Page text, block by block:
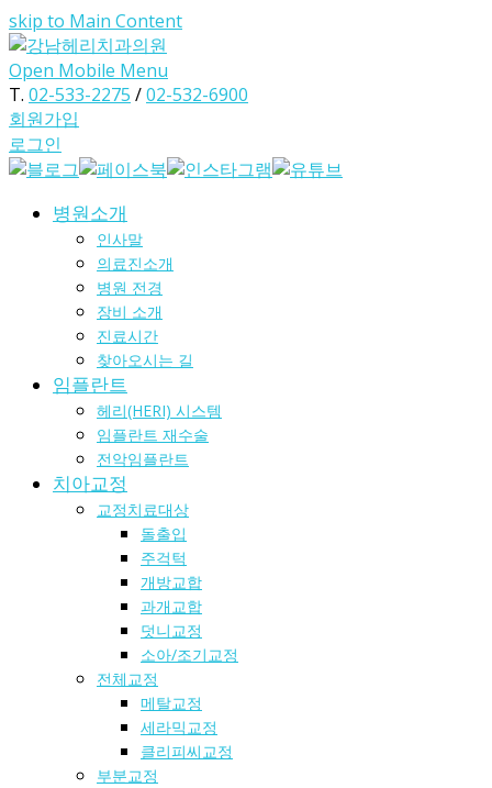
skip to Main Content
Open Mobile Menu
T. 02-533-2275 /02-532-6900
회원가입
로그인
병원소개
인사말
의료진소개
병원 전경
장비 소개
진료시간
찾아오시는 길
임플란트
헤리(HERI) 시스템
임플란트 재수술
전악임플란트
치아교정
교정치료대상
돌출입
주걱턱
개방교합
과개교합
덧니교정
소아/조기교정
전체교정
메탈교정
세라믹교정
클리피씨교정
부분교정